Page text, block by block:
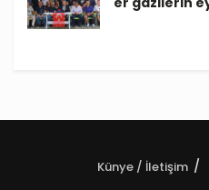
Künye / İletişim